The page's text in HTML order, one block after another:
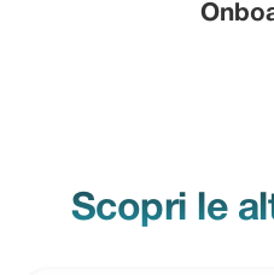
Scopri le